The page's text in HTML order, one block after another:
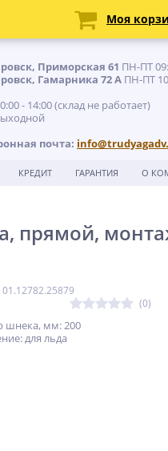
Приморская 61 ПН-ПТ
Гамарника 72 А ПН-ПТ
- 14:00 (склад не работает)
почта:
КРЕДИТ ГАРАНТИЯ О
прямой,
(0)
шнека, мм: 200
для льда
Моя